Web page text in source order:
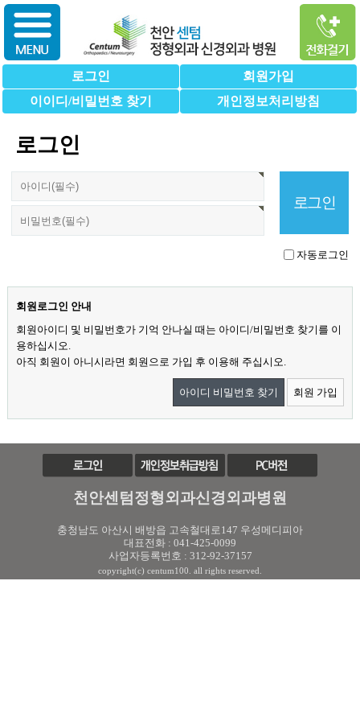
로그인
회원가입
이이디/비밀번호 찾기
개인정보처리방침
로그인
자동로그인
회원로그인 안내
회원아이디 및 비밀번호가 기억 안나실 때는 아이디/비밀번호 찾기를 이
용하십시오.
아직 회원이 아니시라면 회원으로 가입 후 이용해 주십시오.
아이디 비밀번호 찾기 회원 가입
천안센텀정형외과신경외과병원
충청남도 아산시 배방읍 고속철대로147 우성메디피아
대표전화 : 041-425-0099
사업자등록번호 : 312-92-37157
copyright(c) centum100. all rights reserved.